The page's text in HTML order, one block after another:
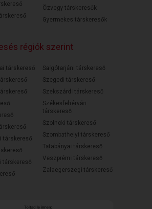
Özvegy társkeresők
Gyermekes társkeresők
régiók szerint
társkereső
társkereső
társkereső
Salgótarjáni társkereső
Szegedi társkereső
Szekszárdi társkereső
Székesfehérvári
társkereső
Szolnoki társkereső
Szombathelyi társkereső
Tatabányai társkereső
Veszprémi társkereső
Zalaegerszegi társkereső